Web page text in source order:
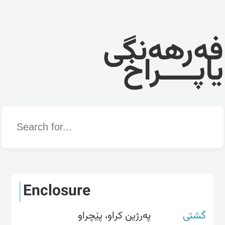
فەرهەنگی
یاپــــراخ
Word
Enclosure
گشتی
پەرژین کراو، پێچراو